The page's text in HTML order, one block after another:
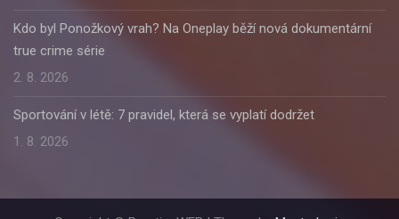
Kdo byl Ponožkový vrah? Na Oneplay běží nová dokumentární
true crime série
2. 8. 2026
Sportování v létě: 7 pravidel, která se vyplatí dodržet
1. 8. 2026